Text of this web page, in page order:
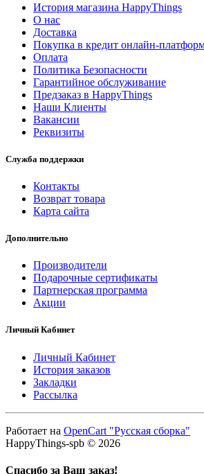
История магазина HappyThings
О нас
Доставка
Покупка в кредит онлайн-
Оплата
Политика Безопасности
Гарантийное обслуживание
Предзаказ в HappyThings
Наши Клиенты
Вакансии
Реквизиты
Служба поддержки
Контакты
Возврат товара
Карта сайта
Дополнительно
Производители
Подарочные сертификаты
Партнерская программа
Акции
Личный Кабинет
Личный Кабинет
История заказов
Закладки
Рассылка
Работает на OpenCart "Русская сборка"
HappyThings-spb © 2026
Спасибо за Ваш заказ!